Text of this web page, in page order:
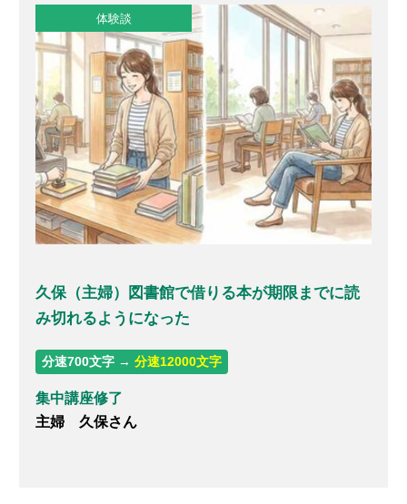
体験談
久保（主婦）図書館で借りる本が期限までに読
み切れるようになった
分速700文字 →分速12000文字
集中講座修了
主婦 久保さん